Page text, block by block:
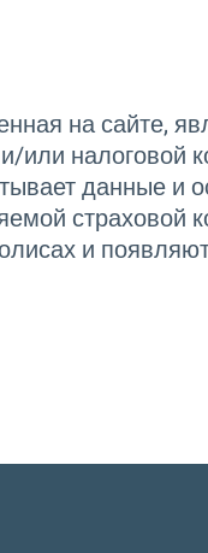
на сайте,
налоговой
данные и
страховой
и